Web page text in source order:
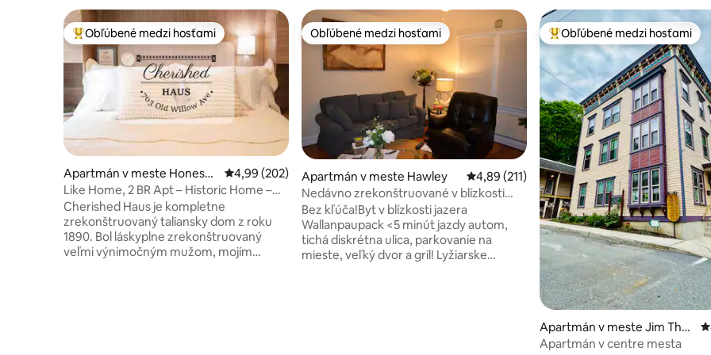
Najobľúbenejšie medzi hosťami
Obľúbené medzi hosťami
Apartmán v meste Honesda
le
Priemerné ohodnotenie 4,99 z 5, počet hodnotení: 202
4,99 (202)
Like Home, 2 BR Apt – Historic Home –
Honesdale, PA
Cherished Haus je kompletne
zrekonštruovaný taliansky dom z roku
1890. Bol láskyplne zrekonštruovaný
veľmi výnimočným mužom, mojím
Obľúbené medzi hosťami
Obľúbené medzi hosťami
Apartmán v meste Hawley Priemerné ohodnotenie 4,89 z 5, počet
4,89 (211)
Nedávno zrekonštruované v blízkosti
jazera Wallanpaupack – vnútorným
balkónom
Bez kľúča!Byt v blízkosti jazera
Wallanpaupack <5 minút jazdy autom,
tichá diskrétna ulica, parkovanie na
mieste, veľký dvor a gril! Lyžiarske
Najobľúbenejšie medzi hosťami
Obľúbené medzi hosťami
Apartmán v meste Jim Thor
pe
Apartmán v centre mesta